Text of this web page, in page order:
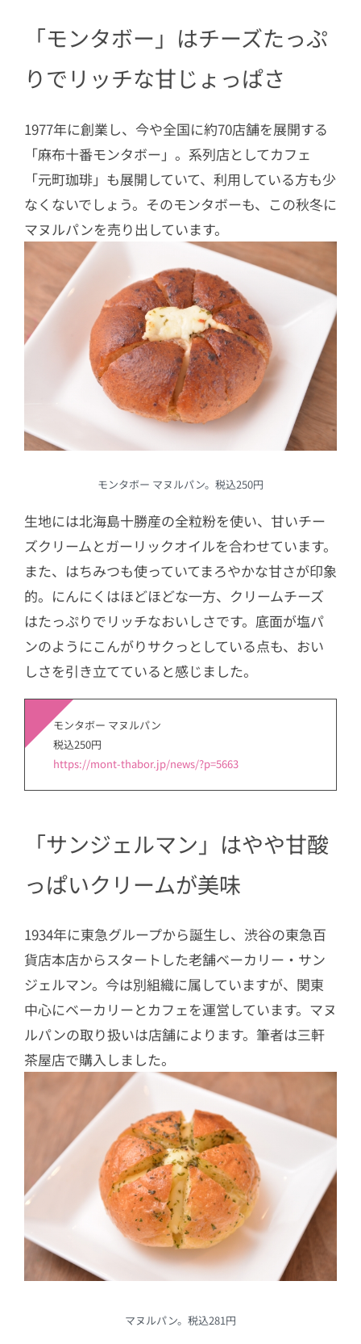
「モンタボー」はチーズたっぷ
りでリッチな甘じょっぱさ
1977年に創業し、今や全国に約70店舗を展開する
「麻布十番モンタボー」。系列店としてカフェ
「元町珈琲」も展開していて、利用している方も少
なくないでしょう。そのモンタボーも、この秋冬に
マヌルパンを売り出しています。
モンタボー マヌルパン。税込250円
生地には北海島十勝産の全粒粉を使い、甘いチー
ズクリームとガーリックオイルを合わせています。
また、はちみつも使っていてまろやかな甘さが印象
的。にんにくはほどほどな一方、クリームチーズ
はたっぷりでリッチなおいしさです。底面が塩パ
ンのようにこんがりサクっとしている点も、おい
しさを引き立てていると感じました。
モンタボー マヌルパン
税込250円
https://mont-thabor.jp/news/?p=5663
「サンジェルマン」はやや甘酸
っぱいクリームが美味
1934年に東急グループから誕生し、渋谷の東急百
貨店本店からスタートした老舗ベーカリー・サン
ジェルマン。今は別組織に属していますが、関東
中心にベーカリーとカフェを運営しています。マヌ
ルパンの取り扱いは店舗によります。筆者は三軒
茶屋店で購入しました。
マヌルパン。税込281円